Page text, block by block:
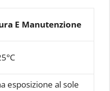
E Manutenzione
esposizione al sole